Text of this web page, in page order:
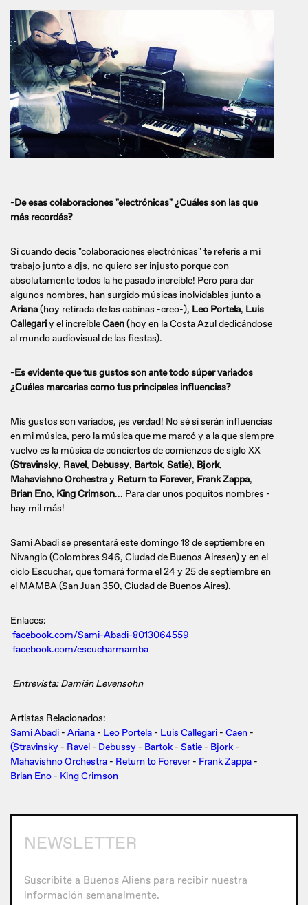
-De esas colaboraciones "electrónicas" ¿Cuáles son las que
más recordás?
Si cuando decís "colaboraciones electrónicas" te referís a mi
trabajo junto a djs, no quiero ser injusto porque con
absolutamente todos la he pasado increíble! Pero para dar
algunos nombres, han surgido músicas inolvidables junto a
Ariana(hoy retirada de las cabinas -creo-), Leo Portela, Luis
Callegariy el increíbleCaen(hoy en la Costa Azul dedicándose
al mundo audiovisual de las fiestas).
-Es evidente que tus gustos son ante todo súper variados
¿Cuáles marcarias como tus principales influencias?
Mis gustos son variados, ¡es verdad! No sé si serán influencias
en mi música, pero la música que me marcó y a la que siempre
vuelvo es la música de conciertos de comienzos de siglo XX
(Stravinsky, Ravel, Debussy, Bartok, Satie), Bjork,
Mahavishno Orchestray Return to Forever, Frank Zappa,
Brian Eno, King Crimson... Para dar unos poquitos nombres -
hay mil más!
Sami Abadi se presentará este domingo 18 de septiembre en
Nivangio (Colombres 946, Ciudad de Buenos Airesen) y en el
ciclo Escuchar, que tomará forma el 24 y 25 de septiembre en
el MAMBA (San Juan 350, Ciudad de Buenos Aires).
Enlaces:
facebook.com/Sami-Abadi-8013064559
facebook.com/escucharmamba
Entrevista: Damián Levensohn
Artistas Relacionados:
Sami Abadi - Ariana - Leo Portela - Luis Callegari - Caen -
(Stravinsky - Ravel - Debussy - Bartok - Satie - Bjork -
Mahavishno Orchestra - Return to Forever - Frank Zappa -
Brian Eno - King Crimson
NEWSLETTER
Suscribite a Buenos Aliens para recibir nuestra
información semanalmente.